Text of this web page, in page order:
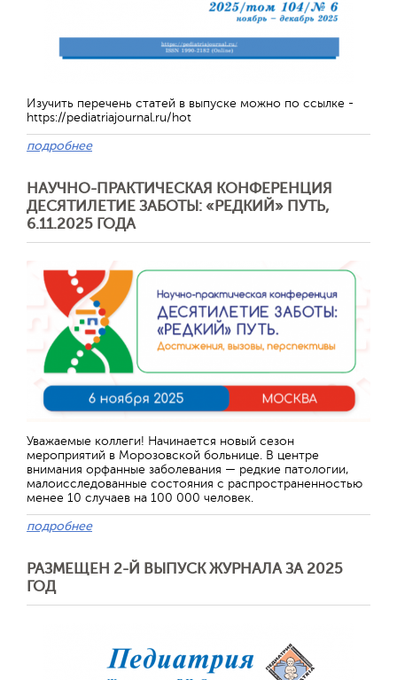
Изучить перечень статей в выпуске можно по ссылке -
https://pediatriajournal.ru/hot
подробнее
НАУЧНО-ПРАКТИЧЕСКАЯ КОНФЕРЕНЦИЯ
ДЕСЯТИЛЕТИЕ ЗАБОТЫ: «РЕДКИЙ» ПУТЬ,
6.11.2025 ГОДА
Уважаемые коллеги! Начинается новый сезон
мероприятий в Морозовской больнице. В центре
внимания орфанные заболевания — редкие патологии,
малоисследованные состояния с распространенностью
менее 10 случаев на 100 000 человек.
подробнее
РАЗМЕЩЕН 2-Й ВЫПУСК ЖУРНАЛА ЗА 2025
ГОД